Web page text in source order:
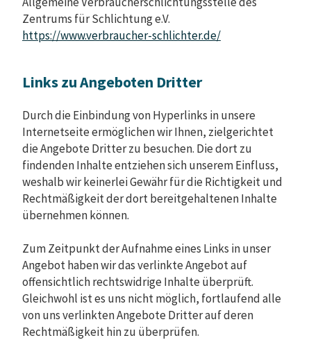
Zentrums für Schlichtung e.V.
https://www.verbraucher-schlichter.de/
Links zu Angeboten Dritter
Durch die Einbindung von Hyperlinks in unsere
Internetseite ermöglichen wir Ihnen, zielgerichtet
die Angebote Dritter zu besuchen. Die dort zu
findenden Inhalte entziehen sich unserem Einfluss,
weshalb wir keinerlei Gewähr für die Richtigkeit und
Rechtmäßigkeit der dort bereitgehaltenen Inhalte
übernehmen können.
Zum Zeitpunkt der Aufnahme eines Links in unser
Angebot haben wir das verlinkte Angebot auf
offensichtlich rechtswidrige Inhalte überprüft.
Gleichwohl ist es uns nicht möglich, fortlaufend alle
von uns verlinkten Angebote Dritter auf deren
Rechtmäßigkeit hin zu überprüfen.